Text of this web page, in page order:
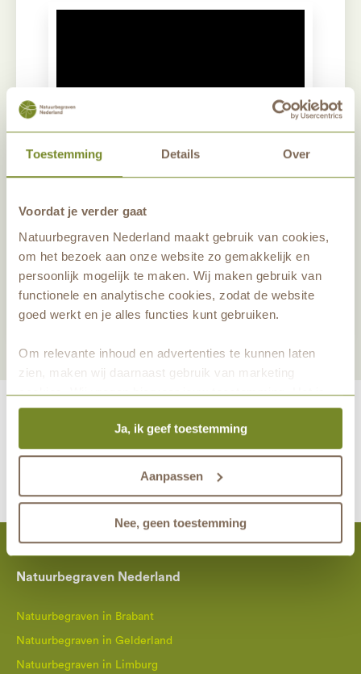
Toestemming Details Over
Voordat je verder gaat
Natuurbegraven Nederland maakt gebruik van cookies,
om het bezoek aan onze website zo gemakkelijk en
persoonlijk mogelijk te maken. Wij maken gebruik van
functionele en analytische cookies, zodat de website
goed werkt en je alles functies kunt gebruiken.
Om relevante inhoud en advertenties te kunnen laten
zien, maken wij daarnaast gebruik van marketing
cookies. Wij vragen hiervoor jouw toestemming. Het is
altijd mogelijk om je toestemming te veranderen. Alle
marketingprestaties worden geanalyseerd, zodat we
onze gasten nog beter kunnen helpen. Wil je meer weten
over het gebruik van cookies? Bekijk dan de andere
Ja, ik geef toestemming
Aanpassen
Nee, geen toestemming
Deel dit artikel
Nieuwsbrief aanmelden
maakt eeuwige grafrust in de natuur mogelijk samen met
Natuurbegraven Nederland
Natuurbegraven in Brabant
Natuurbegraven in Gelderland
Natuurbegraven in Limburg